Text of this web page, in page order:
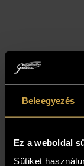
Beleegyezés
Ez a weboldal
Sütiket